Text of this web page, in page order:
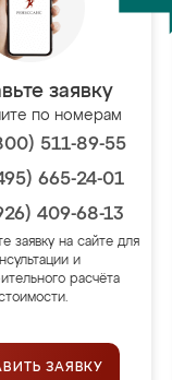
заявку
по номерам
511-89-55
665-24-01
409-68-13
заявку на сайте для
и
расчёта
ЗАЯВКУ